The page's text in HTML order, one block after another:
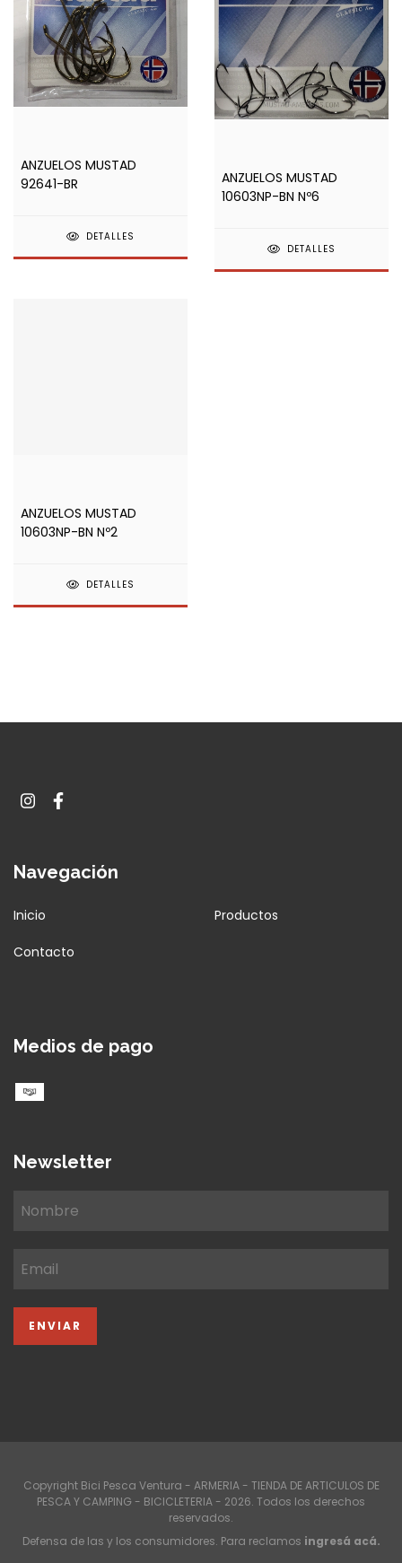
ANZUELOS MUSTAD
92641-BR
DETALLES
ANZUELOS MUSTAD
10603NP-BN Nº6
DETALLES
ANZUELOS MUSTAD
10603NP-BN Nº2
DETALLES
Navegación
Inicio Productos
Contacto
Medios de pago
Newsletter
Copyright Bici Pesca Ventura - ARMERIA - TIENDA DE ARTICULOS DE
PESCA Y CAMPING - BICICLETERIA - 2026. Todos los derechos
reservados.
Defensa de las y los consumidores. Para reclamos ingresá acá.